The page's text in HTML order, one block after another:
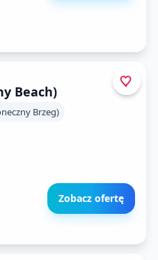
Beach)
Brzeg)
Zobacz ofertę